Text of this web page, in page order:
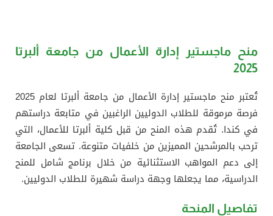
منح ماجستير إدارة الأعمال من جامعة ألبرتا
2025
تُعتبر منح ماجستير إدارة الأعمال من جامعة ألبرتا لعام 2025
فرصة مرموقة للطلاب الدوليين الراغبين في متابعة دراستهم
في كندا. تُقدم هذه المنح من قبل كلية ألبرتا للأعمال، التي
ترحب بالمرشحين المميزين من خلفيات متنوعة. تسعى الجامعة
إلى دعم المواهب الاستثنائية من خلال برنامج شامل للمنح
الدراسية، مما يجعلها وجهة دراسة شهيرة للطلاب الدوليين.
تفاصيل المنحة